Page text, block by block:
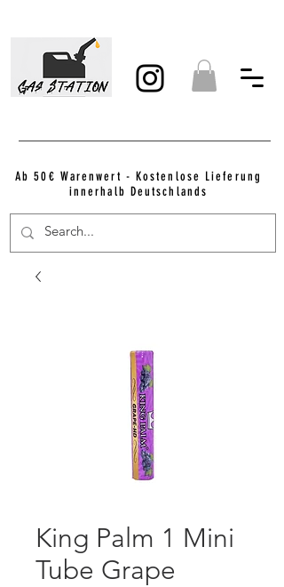
Ab 50€ Warenwert - Kostenlose Lieferung
innerhalb Deutschlands
King Palm 1 Mini
Tube Grape